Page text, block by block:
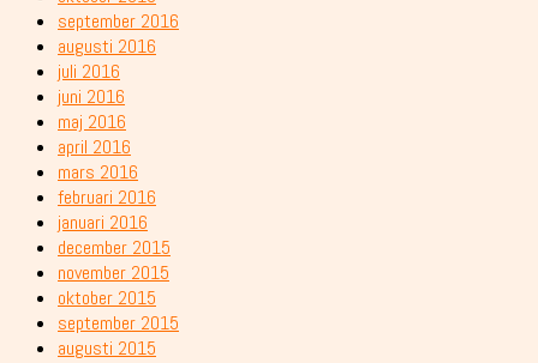
september 2016
augusti 2016
juli 2016
juni 2016
maj 2016
april 2016
mars 2016
februari 2016
januari 2016
december 2015
november 2015
oktober 2015
september 2015
augusti 2015